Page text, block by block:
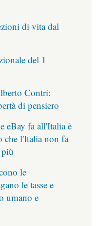
di vita dal
del 1
Contri:
di pensiero
eBay fa all'Italia è
che l'Italia non fa
le
le tasse e
umano e